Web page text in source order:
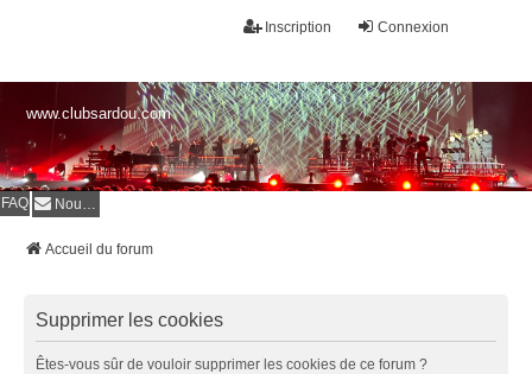
Connexion
Inscription
www.clubsardou.com
FAQ Nous contacter
Accueil du forum
Supprimer les cookies
Êtes-vous sûr de vouloir supprimer les cookies de ce forum ?